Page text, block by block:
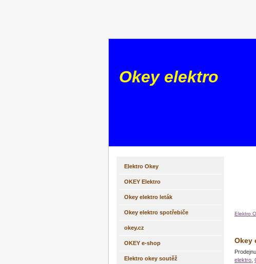
Okey elektro
Elektro
Okey
elektro
Elektro Okey
OKEY Elektro
Okey elektro leták
Okey elektro spotřebiče
okey.cz
OKEY e-shop
Elektro okey soutěž